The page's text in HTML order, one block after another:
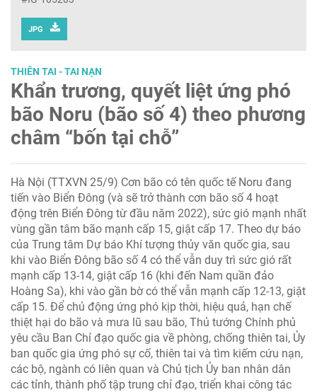
JPG
THIÊN TAI - TAI NẠN
Khẩn trương, quyết liệt ứng phó
bão Noru (bão số 4) theo phương
châm “bốn tại chỗ”
Hà Nội (TTXVN 25/9) Cơn bão có tên quốc tế Noru đang
tiến vào Biển Đông (và sẽ trở thành cơn bão số 4 hoạt
động trên Biển Đông từ đầu năm 2022), sức gió mạnh nhất
vùng gần tâm bão mạnh cấp 15, giật cấp 17. Theo dự báo
của Trung tâm Dự báo Khí tượng thủy văn quốc gia, sau
khi vào Biển Đông bão số 4 có thể vẫn duy trì sức gió rất
mạnh cấp 13-14, giật cấp 16 (khi đến Nam quần đảo
Hoàng Sa), khi vào gần bờ có thể vẫn mạnh cấp 12-13, giật
cấp 15. Để chủ động ứng phó kịp thời, hiệu quả, hạn chế
thiệt hại do bão và mưa lũ sau bão, Thủ tướng Chính phủ
yêu cầu Ban Chỉ đạo quốc gia về phòng, chống thiên tai, Ủy
ban quốc gia ứng phó sự cố, thiên tai và tìm kiếm cứu nạn,
các bộ, ngành có liên quan và Chủ tịch Ủy ban nhân dân
các tỉnh, thành phố tập trung chỉ đạo, triển khai công tác